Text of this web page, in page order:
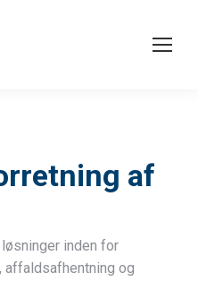
af
inden for
affaldsafhentning og